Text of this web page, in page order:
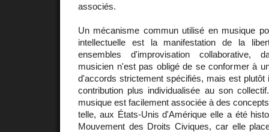
associés.
Un mécanisme commun utilisé en musique
intellectuelle est la manifestation de la
ensembles d'improvisation collaborative,
musicien n'est pas obligé de se conformer à
d'accords strictement spécifiés, mais est plutôt
contribution plus individualisée au son
musique est facilement associée à des
telle, aux États-Unis d'Amérique elle a été
Mouvement des Droits Civiques, car elle